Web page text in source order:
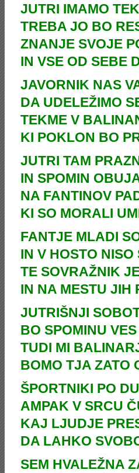
JUTRI IMAMO
TREBA JO BO
ZNANJE SVOJE
IN VSE OD SEBE
JAVORNIK NAS
DA UDELEŽIMO
TEKME V
KI POKLON BO
JUTRI TAM
IN SPOMIN
NA FANTINOV
KI SO MORALI
FANTJE MLADI
IN V HOSTO NISO
TE SOVRAŽNIK
IN NA MESTU JIH
JUTRIŠNJI
BO SPOMINU
TUDI MI
BOMO TJA ZATO
ŠPORTNIKI PO
AMPAK V SRCU
KAJ LJUDJE
DA LAHKO
SEM HVALEŽNA